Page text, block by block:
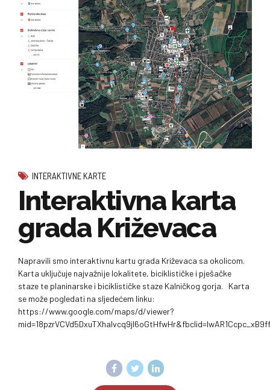
INTERAKTIVNE KARTE
Interaktivna karta
grada Križevaca
Napravili smo interaktivnu kartu grada Križevaca sa okolicom.
Karta uključuje najvažnije lokalitete, biciklističke i pješačke
staze te planinarske i biciklističke staze Kalničkog gorja. Karta
se može pogledati na sljedećem linku:
https://www.google.com/maps/d/viewer?